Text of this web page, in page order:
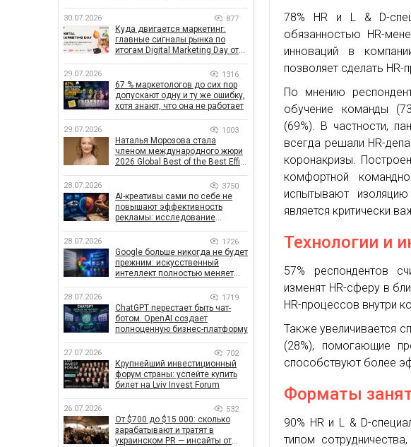
78% HR и L & D-
обязанностью HR-
инноваций в
позволяет сделать
По мнению
обучение команды
(69%). В частности,
всегда решали HR-
коронакризы.
комфортной
испытывают
является критически
Технологии и
57% респондентов
изменят HR-сферу в
HR-процессов внутри
Также увеличивается
(28%), помогающие
способствуют более
Форматы
90% HR и L & D-
типом
30.07.2026 877
Куда двигается маркетинг:
главные сигналы рынка по
итогам Digital Marketing Day от
29.07.2026 1316
67 % маркетологов до сих пор
допускают одну и ту же ошибку,
хотя знают, что она не работает
29.07.2026 1003
Наталья Морозова стала
членом международного жюри
2026 Global Best of the Best Effie
28.07.2026 3750
AI-креативы сами по себе не
повышают эффективность
рекламы: исследование
влияет на эффективность
кампаний
28.07.2026 1726
Google больше никогда не будет
прежним: искусственный
интеллект полностью меняет
28.07.2026 1719
ChatGPT перестает быть чат-
ботом. OpenAI создает
полноценную бизнес-платформу
27.07.2026 702
Крупнейший инвестиционный
форум страны: успейте купить
билет на Lviv Invest Forum
26.07.2026 532
От $700 до $15 000: сколько
зарабатывают и тратят в
украинском PR — инсайты от